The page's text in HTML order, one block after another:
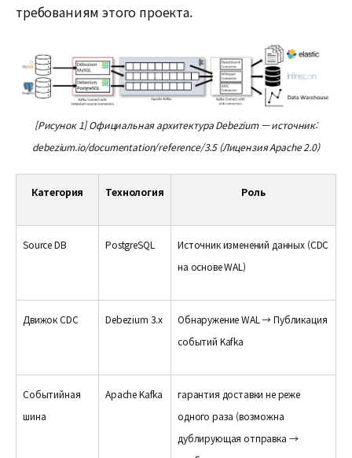
требованиям этого проекта.
[Рисунок 1] Официальная архитектура Debezium — источник:
debezium.io/documentation/reference/3.5 (Лицензия Apache 2.0)
Категория Технология Роль
Source DB PostgreSQL
Источник изменений данных (CDC
на основе WAL)
Движок CDC Debezium 3.x
Обнаружение WAL → Публикация
событий Kafka
Событийная
шина
Apache Kafka
гарантия доставки не реже
одного раза (возможна
дублирующая отправка →